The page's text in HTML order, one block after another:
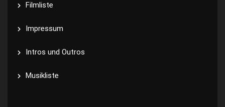
Filmliste
Impressum
Intros und Outros
Musikliste